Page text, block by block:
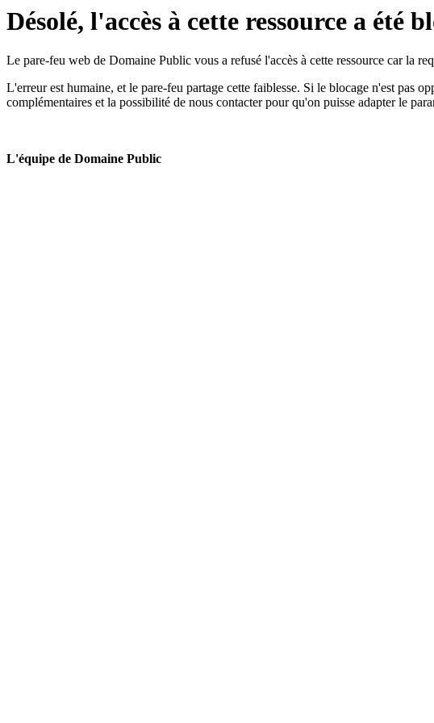
Désolé, l'accès à cette ressource a été
Le pare-feu web de Domaine Public vous a refusé l'accès à cette ressource car la
L'erreur est humaine, et le pare-feu partage cette faiblesse. Si le blocage n'est pas
complémentaires et la possibilité de nous contacter pour qu'on puisse adapter le
L'équipe de Domaine Public